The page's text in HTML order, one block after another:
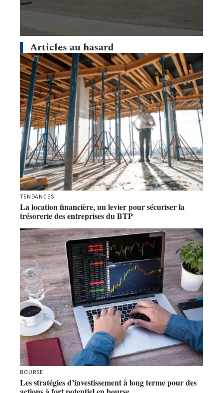
Articles au hasard
TENDANCES
La location financière, un levier pour sécuriser la
trésorerie des entreprises du BTP
BOURSE
Les stratégies d’investissement à long terme pour des